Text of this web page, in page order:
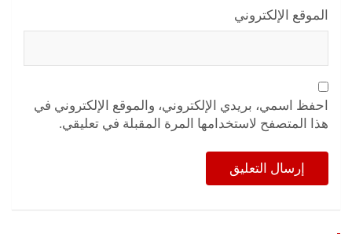
الموقع الإلكتروني
احفظ اسمي، بريدي الإلكتروني، والموقع الإلكتروني في
هذا المتصفح لاستخدامها المرة المقبلة في تعليقي.